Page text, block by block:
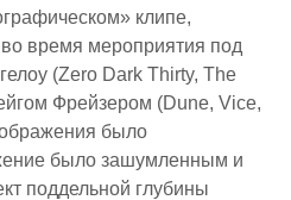
клипе,
время мероприятия под
(Zero Dark Thirty, The
Фрейзером (Dune, Vice,
было
было зашумленным и
поддельной глубины